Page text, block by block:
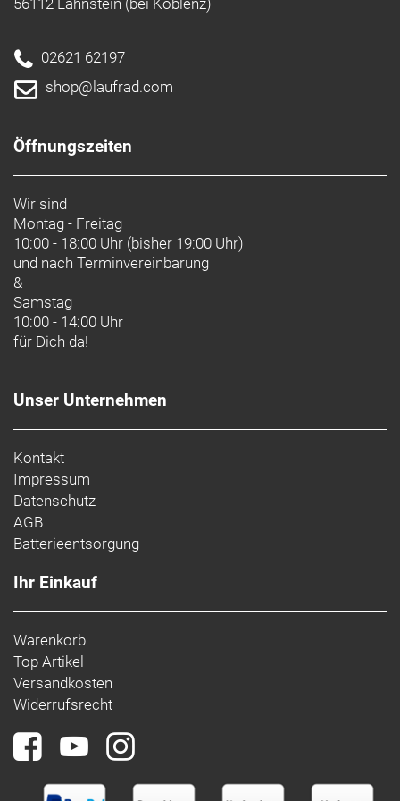
56112 Lahnstein (bei Koblenz)
02621 62197
shop@laufrad.com
Öffnungszeiten
Wir sind
Montag - Freitag
10:00 - 18:00 Uhr (bisher 19:00 Uhr)
und nach Terminvereinbarung
&
Samstag
10:00 - 14:00 Uhr
für Dich da!
Unser Unternehmen
Kontakt
Impressum
Datenschutz
AGB
Batterieentsorgung
Ihr Einkauf
Warenkorb
Top Artikel
Versandkosten
Widerrufsrecht